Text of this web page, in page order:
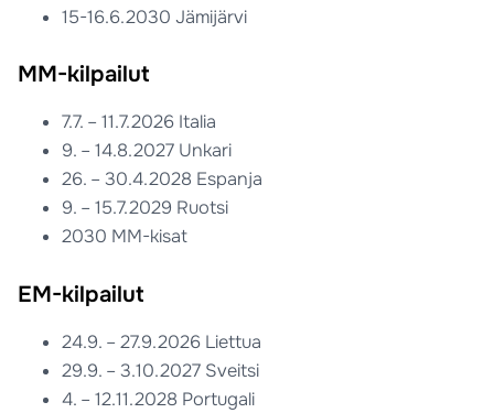
15-16.6.2030 Jämijärvi
MM-kilpailut
7.7. – 11.7.2026 Italia
9. – 14.8.2027 Unkari
26. – 30.4.2028 Espanja
9. – 15.7.2029 Ruotsi
2030 MM-kisat
EM-kilpailut
24.9. – 27.9.2026 Liettua
29.9. – 3.10.2027 Sveitsi
4. – 12.11.2028 Portugali